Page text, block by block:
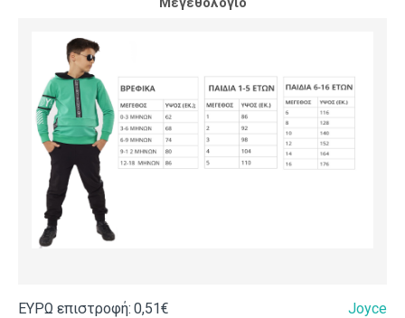
ΕΥΡΩ επιστροφή: 0,51€
Joyce